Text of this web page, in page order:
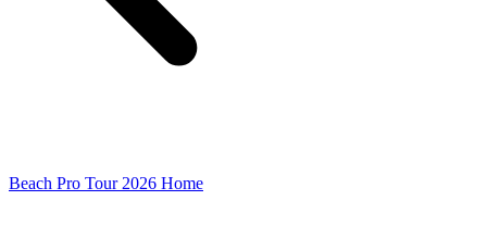
Beach Pro Tour 2026 Home